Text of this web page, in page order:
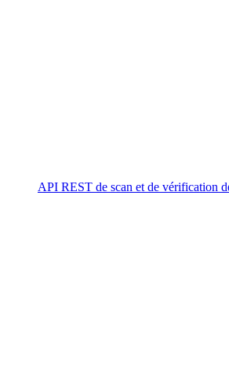
API REST de scan et de vérification